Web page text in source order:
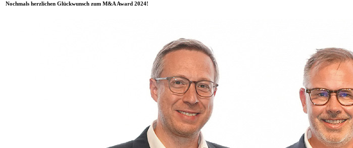
Nochmals herzlichen Glückwunsch zum M&A Award 2024!